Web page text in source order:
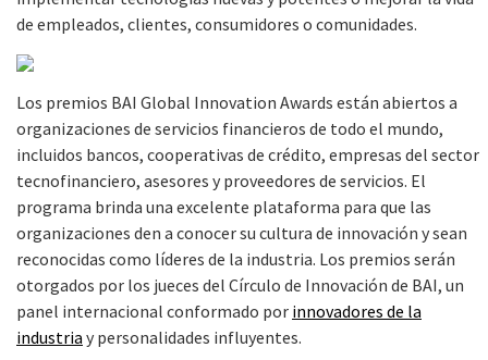
de empleados, clientes, consumidores o comunidades.
Los premios BAI Global Innovation Awards están abiertos a
organizaciones de servicios financieros de todo el mundo,
incluidos bancos, cooperativas de crédito, empresas del sector
tecnofinanciero, asesores y proveedores de servicios. El
programa brinda una excelente plataforma para que las
organizaciones den a conocer su cultura de innovación y sean
reconocidas como líderes de la industria. Los premios serán
otorgados por los jueces del Círculo de Innovación de BAI, un
panel internacional conformado por innovadores de la
industria y personalidades influyentes.